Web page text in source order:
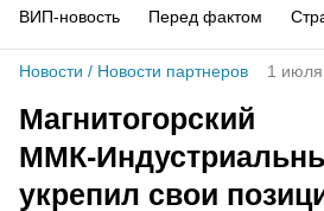
ВИП-новость Перед фактом
Новости / Новости партнеров 1 июля
Магнитогорский
укрепил свои